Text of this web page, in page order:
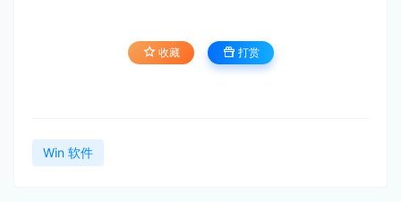
收藏 打赏
Win 软件